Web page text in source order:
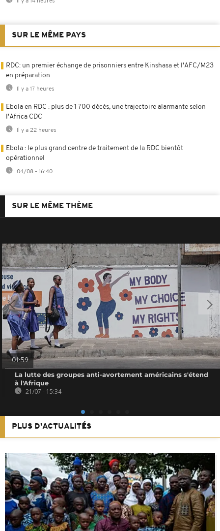
SUR LE MÊME PAYS
RDC: un premier échange de prisonniers entre Kinshasa et l'AFC/M23
en préparation
Il y a 17 heures
Ebola en RDC : plus de 1 700 décès, une trajectoire alarmante selon
l'Africa CDC
Il y a 22 heures
Ebola : le plus grand centre de traitement de la RDC bientôt
opérationnel
04/08 - 16:40
SUR LE MÊME THÈME
01:59
La lutte des groupes anti-avortement américains s'étend
à l'Afrique
21/07 - 15:34
PLUS D'ACTUALITÉS